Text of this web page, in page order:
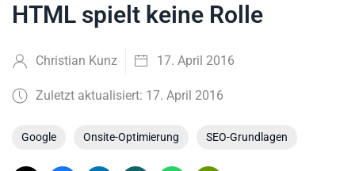
HTML spielt keine Rolle
Christian Kunz 17. April 2016
Zuletzt aktualisiert: 17. April 2016
Google Onsite-Optimierung SEO-Grundlagen